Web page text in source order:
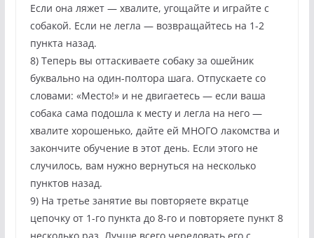
Если она ляжет — хвалите, угощайте и играйте с
собакой. Если не легла — возвращайтесь на 1-2
пункта назад.
8) Теперь вы оттаскиваете собаку за ошейник
буквально на один-полтора шага. Отпускаете со
словами: «Место!» и не двигаетесь — если ваша
собака сама подошла к месту и легла на него —
хвалите хорошенько, дайте ей МНОГО лакомства и
закончите обучение в этот день. Если этого не
случилось, вам нужно вернуться на несколько
пунктов назад.
9) На третье занятие вы повторяете вкратце
цепочку от 1-го пункта до 8-го и повторяете пункт 8
несколько раз. Лучше всего чередовать его с